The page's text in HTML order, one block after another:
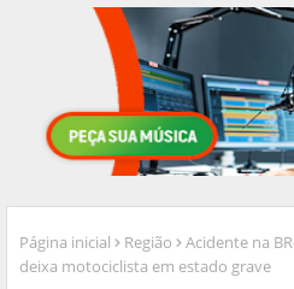
Página inicial Região
Acidente na
deixa motociclista em estado grave